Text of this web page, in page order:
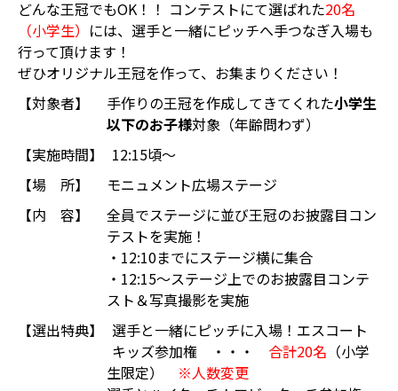
どんな王冠でもOK！！ コンテストにて選ばれた20名
（小学生） には、選手と一緒にピッチへ手つなぎ入場も
行って頂けます！
ぜひオリジナル王冠を作って、お集まりください！
【対象者】
手作りの王冠を作成してきてくれた小学生
以下のお子様対象（年齢問わず）
【実施時間】
12:15頃～
【場 所】
モニュメント広場ステージ
【内 容】
全員でステージに並び王冠のお披露目コン
テストを実施！
・12:10までにステージ横に集合
・12:15～ステージ上でのお披露目コンテ
スト＆写真撮影を実施
【選出特典】
選手と一緒にピッチに入場！エスコート
キッズ参加権 ・・・ 合計20名 （小学
生限定） ※人数変更